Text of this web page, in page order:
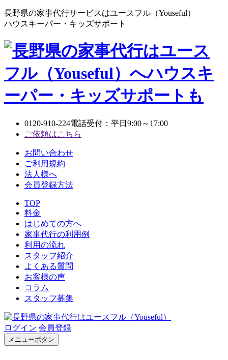
長野県の家事代行サービスはユースフル（Youseful）
ハウスキーパー・キッズサポート
0120-910-224電話受付：平日9:00～17:00
ご依頼はこちら
お問い合わせ
ご利用規約
法人様へ
会員登録方法
TOP
料金
はじめての方へ
家事代行の利用例
利用の流れ
スタッフ紹介
よくある質問
お客様の声
コラム
スタッフ募集
ログイン 会員登録
メニューボタン